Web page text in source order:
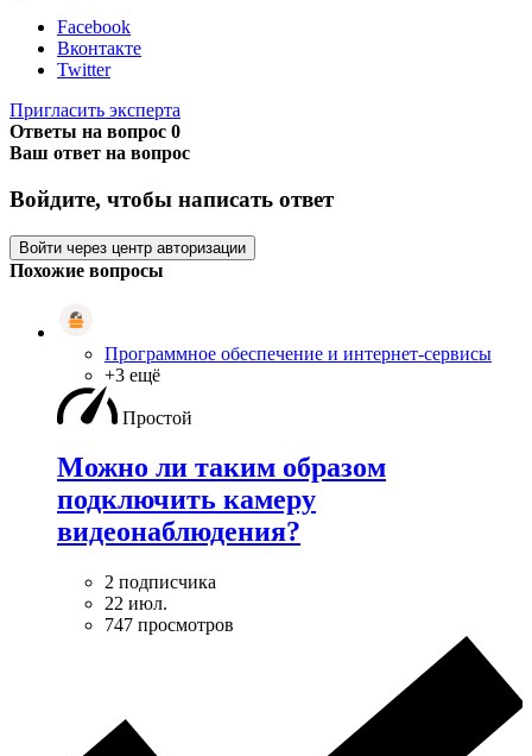
Facebook
Вконтакте
Twitter
Пригласить эксперта
Ответы на вопрос 0
Ваш ответ на вопрос
Войдите, чтобы написать ответ
Войти через центр авторизации
Похожие вопросы
Программное обеспечение и интернет-сервисы
+3 ещё
Простой
Можно ли таким образом
подключить камеру
видеонаблюдения?
2 подписчика
22 июл.
747 просмотров